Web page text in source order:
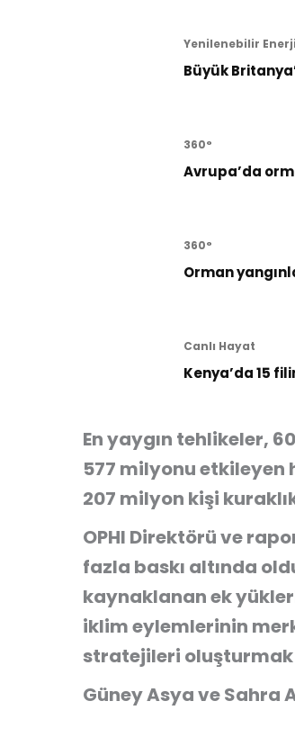
Yenilenebilir Enerji
Büyük
360°
Avrupa’da
360°
Orman
Canlı Hayat
Kenya’da 15
En yaygın tehlikeler,
577 milyonu
207 milyon kişi
OPHI Direktörü ve
fazla baskı altında
kaynaklanan ek
iklim eylemlerinin
stratejileri oluşturmak
Güney Asya ve Sahra